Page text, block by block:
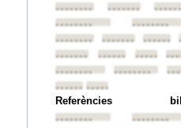
••••••••
••••••••
••••••••
••••••••
••••••••
•••••••• ••••••••
••••••••
••••••••••••••••
••••••••
••••••••
••••••••••••••••
Referències
••••••••
••••••••